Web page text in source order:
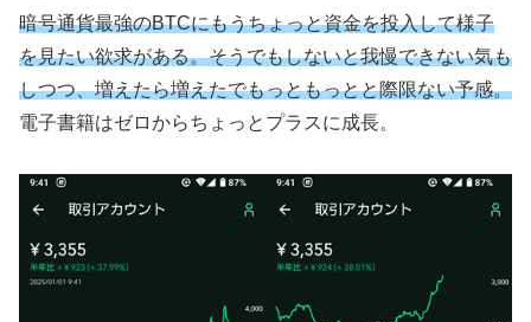
暗号通貨最強のBTCにもうちょっと資金を投入して様子
を見たい欲求がある。そうでもしないと我慢できない気も
しつつ、増えたら増えたでもっともっとと際限ない予感。
電子書籍はゼロからちょっとプラスに成長。